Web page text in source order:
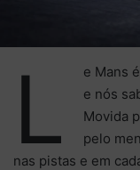
L
e Mans
e nós
Movida
pelo
nas pistas e em